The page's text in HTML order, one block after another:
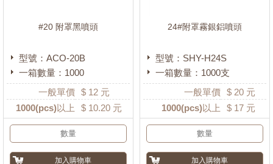
#20 附罩黑噴頭
型號：ACO-20B
一箱數量：1000
一般單價 $ 12 元
1000(pcs)以上 $ 10.20 元
24#附罩霧銀鋁噴頭
型號：SHY-H24S
一箱數量：1000支
一般單價 $ 20 元
1000(pcs)以上 $ 17 元